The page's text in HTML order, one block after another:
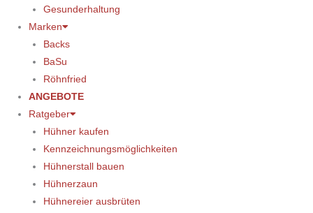
Gesunderhaltung
Marken
Backs
BaSu
Röhnfried
ANGEBOTE
Ratgeber
Hühner kaufen
Kennzeichnungsmöglichkeiten
Hühnerstall bauen
Hühnerzaun
Hühnereier ausbrüten